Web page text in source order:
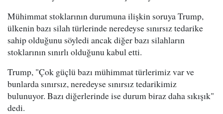
Mühimmat stoklarının durumuna ilişkin soruya Trump,
ülkenin bazı silah türlerinde neredeyse sınırsız tedarike
sahip olduğunu söyledi ancak diğer bazı silahların
stoklarının sınırlı olduğunu kabul etti.
Trump, "Çok güçlü bazı mühimmat türlerimiz var ve
bunlarda sınırsız, neredeyse sınırsız tedarikimiz
bulunuyor. Bazı diğerlerinde ise durum biraz daha sıkışık"
dedi.